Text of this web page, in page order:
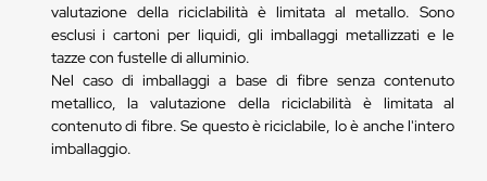
valutazione della riciclabilità è limitata al metallo. Sono
esclusi i cartoni per liquidi, gli imballaggi metallizzati e le
tazze con fustelle di alluminio.
Nel caso di imballaggi a base di fibre senza contenuto
metallico, la valutazione della riciclabilità è limitata al
contenuto di fibre. Se questo è riciclabile, lo è anche l'intero
imballaggio.